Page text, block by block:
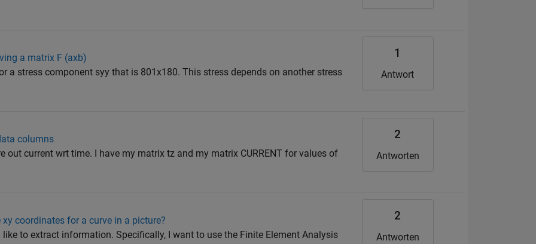
a matrix F (axb)
a stress component syy that is 801x180. This stress depends on another stress
1
Antwort
columns
out current wrt time. I have my matrix tz and my matrix CURRENT for values of
2
Antworten
coordinates for a curve in a picture?
to extract information. Specifically, I want to use the Finite Element Analysis
2
Antworten